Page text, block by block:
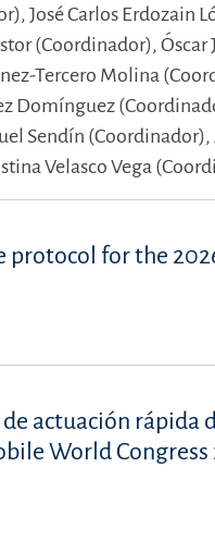
José Carlos Erdozain
(Coordinador), Óscar
Tercero Molina
Domínguez
Sendín (Coordinador),
Velasco Vega
protocol for the
actuación rápida
World Congress